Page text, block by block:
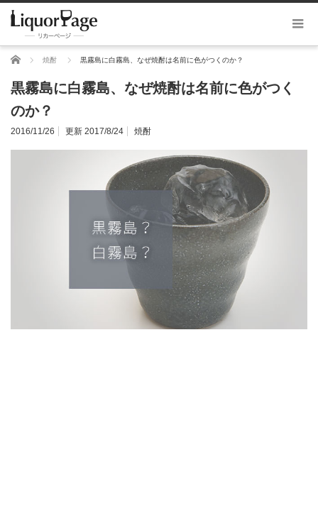
ホーム 焼酎 黒霧島に白霧島、なぜ焼酎は名前に色がつくのか？
黒霧島に白霧島、なぜ焼酎は名前に色がつく
のか？
2016/11/26 更新 2017/8/24 焼酎